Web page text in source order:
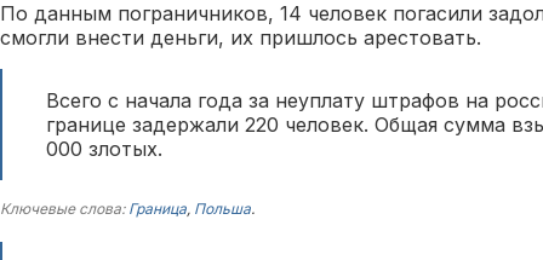
По данным пограничников, 14 человек погасили
смогли внести деньги, их пришлось арестовать.
Всего с начала года за неуплату штрафов на
границе задержали 220 человек. Общая сумма
000 злотых.
Ключевые слова: Граница, Польша.